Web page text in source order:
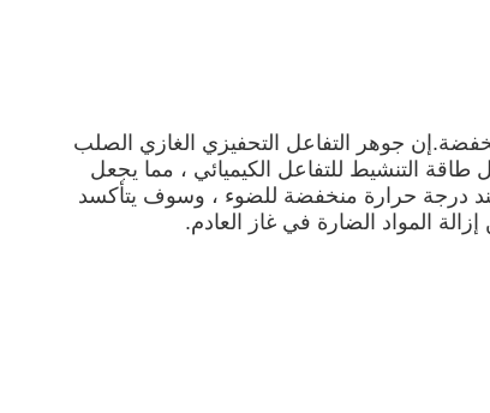
جوهر التفاعل التحفيزي الغازي الصلب
طاقة التنشيط للتفاعل الكيميائي ، مما يجعل
درجة حرارة منخفضة للضوء ، وسوف يتأكسد